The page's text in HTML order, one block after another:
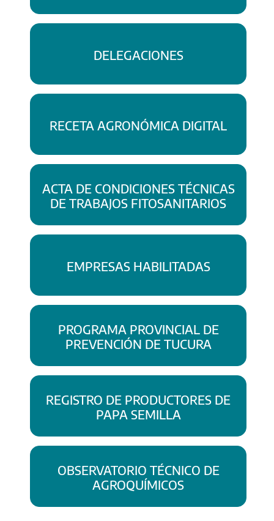
DELEGACIONES
RECETA AGRONÓMICA DIGITAL
ACTA DE CONDICIONES TÉCNICAS
DE TRABAJOS FITOSANITARIOS
EMPRESAS HABILITADAS
PROGRAMA PROVINCIAL DE
PREVENCIÓN DE TUCURA
REGISTRO DE PRODUCTORES DE
PAPA SEMILLA
OBSERVATORIO TÉCNICO DE
AGROQUÍMICOS